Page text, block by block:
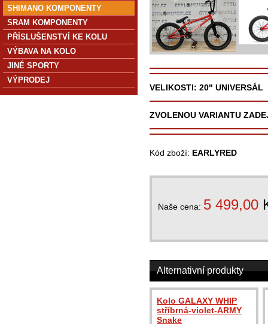
VELIKOSTI: 20" UNIVERSÁL
ZVOLENOU VARIANTU
Kód zboží: EARLYRED
Naše cena: 5 499,00
Alternativní produkty
Kolo GALAXY WHIP
stříbrná-violet-ARMY
Snake
SHIMANO KOMPONENTY
SRAM KOMPONENTY
PŘÍSLUŠENSTVÍ KE KOLU
VÝBAVA NA KOLO
JINÉ SPORTY
VÝPRODEJ